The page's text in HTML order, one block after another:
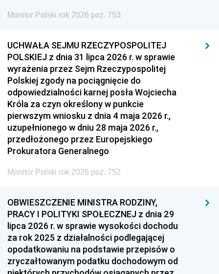
Monitor Polski rok 2026 poz. 753
UCHWAŁA SEJMU RZECZYPOSPOLITEJ
POLSKIEJ z dnia 31 lipca 2026 r. w sprawie
wyrażenia przez Sejm Rzeczypospolitej
Polskiej zgody na pociągnięcie do
odpowiedzialności karnej posła Wojciecha
Króla za czyn określony w punkcie
pierwszym wniosku z dnia 4 maja 2026 r.,
uzupełnionego w dniu 28 maja 2026 r.,
przedłożonego przez Europejskiego
Prokuratora Generalnego
Monitor Polski rok 2026 poz. 752
OBWIESZCZENIE MINISTRA RODZINY,
PRACY I POLITYKI SPOŁECZNEJ z dnia 29
lipca 2026 r. w sprawie wysokości dochodu
za rok 2025 z działalności podlegającej
opodatkowaniu na podstawie przepisów o
zryczałtowanym podatku dochodowym od